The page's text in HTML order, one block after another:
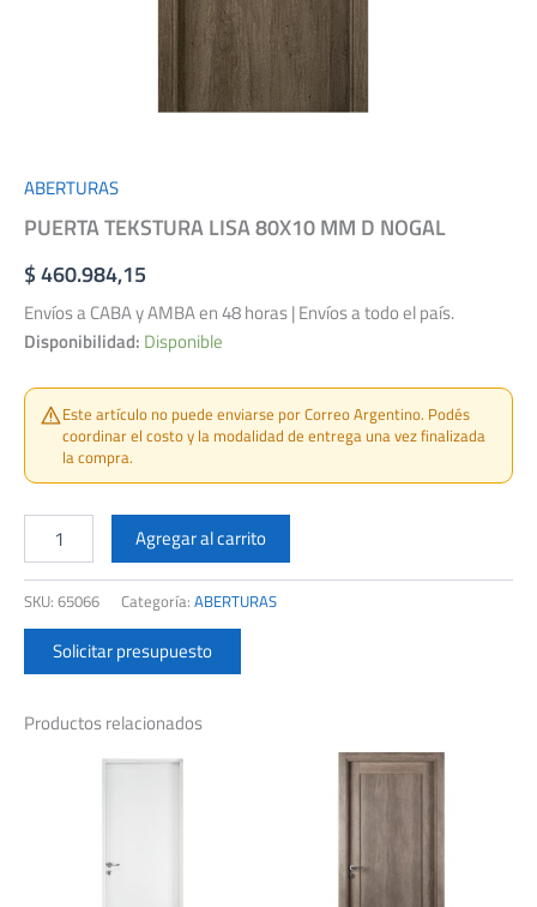
ABERTURAS
PUERTA TEKSTURA LISA 80X10 MM D NOGAL
$460.984,15
Envíos a CABA y AMBA en 48 horas | Envíos a todo el país.
Disponibilidad: Disponible
Este artículo no puede enviarse por Correo Argentino. Podés
coordinar el costo y la modalidad de entrega una vez finalizada
la compra.
PUERTA
TEKSTURA
LISA
80X10
MM
D
NOGAL
cantidad
Agregar al carrito
SKU: 65066 Categoría: ABERTURAS
Solicitar presupuesto
Productos relacionados